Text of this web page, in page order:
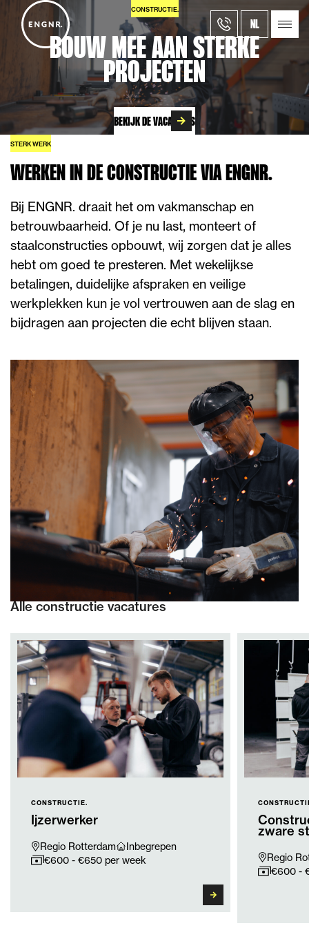
NL
CONSTRUCTIE.
BOUW MEE AAN STERKE
PROJECTEN
BEKIJK DE VACATURES
STERK WERK
WERKEN IN DE CONSTRUCTIE VIA ENGNR.
Bij ENGNR. draait het om vakmanschap en
betrouwbaarheid. Of je nu last, monteert of
staalconstructies opbouwt, wij zorgen dat je alles
hebt om goed te presteren. Met wekelijkse
betalingen, duidelijke afspraken en veilige
werkplekken kun je vol vertrouwen aan de slag en
bijdragen aan projecten die echt blijven staan.
Alle constructie vacatures
CONSTRUCTIE.
Ijzerwerker
Regio Rotterdam
Inbegrepen
€600 - €650 per week
zware
Regio
€600 -